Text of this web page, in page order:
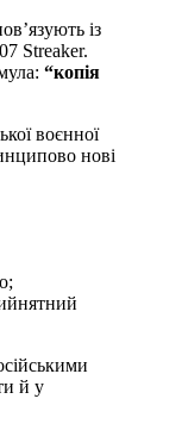
із
Streaker.
“копія
воєнної
нові
й у